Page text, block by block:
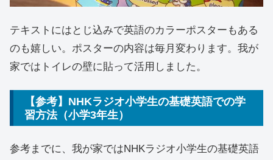
テキストにはとじ込みで英語のカラーポスターもある
のも嬉しい。ポスターの内容は毎月変わります。我が
家ではトイレの壁に貼って活用しました。
【参考】NHKラジオ小学生の基礎英語での学
習方法（小学3年生）
参考までに、我が家ではNHKラジオ小学生の基礎英語